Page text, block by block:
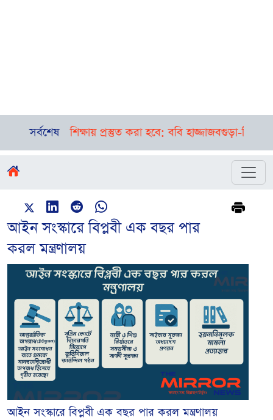
সর্বশেষ
শিক্ষায় প্রস্তুত করা হবে: ববি হাজ্জাজবগুড়া-সিলেটে পৃথক
আইন সংস্কারে বিপ্লবী এক বছর পার
করল মন্ত্রণালয়
আইন সংস্কারে বিপ্লবী এক বছর পার করল মন্ত্রণালয়